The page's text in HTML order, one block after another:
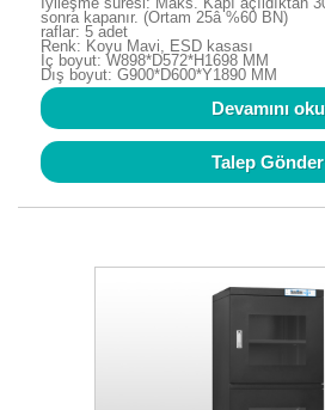
sonra kapanır. (Ortam 25â %60 BN)
raflar: 5 adet
Renk: Koyu Mavi, ESD kasası
İç boyut: W898*D572*H1698 MM
Dış boyut: G900*D600*Y1890 MM
Devamını oku
Talep Gönder